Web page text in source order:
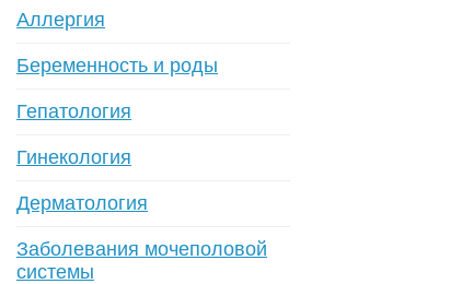
Аллергия
Беременность и роды
Гепатология
Гинекология
Дерматология
Заболевания мочеполовой
системы